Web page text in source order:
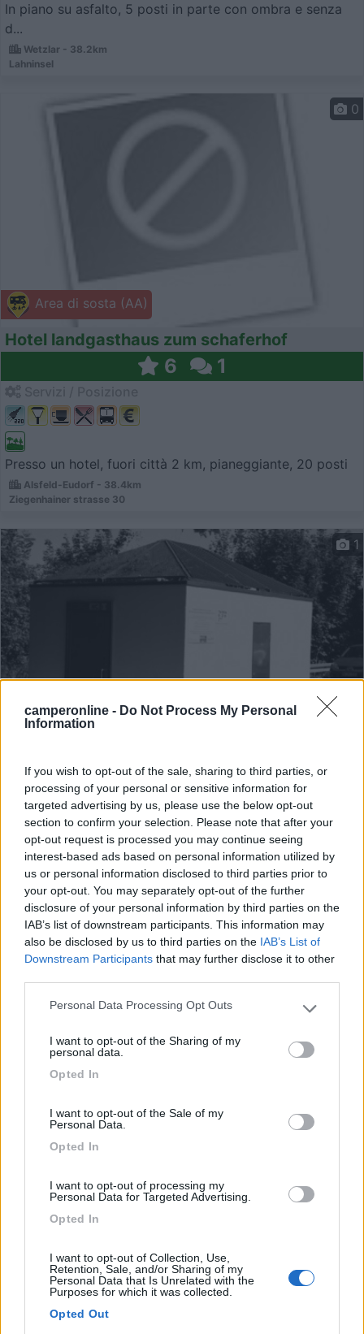
camperonline - Do Not Process My Personal
Information
If you wish to opt-out of the sale, sharing to third parties, or
processing of your personal or sensitive information for
targeted advertising by us, please use the below opt-out
section to confirm your selection. Please note that after your
opt-out request is processed you may continue seeing
interest-based ads based on personal information utilized by
us or personal information disclosed to third parties prior to
your opt-out. You may separately opt-out of the further
disclosure of your personal information by third parties on the
IAB’s list of downstream participants. This information may
also be disclosed by us to third parties on the IAB’s List of
Downstream Participants that may further disclose it to other
Please note that this website/app uses one or more Google
not limited to your visit or usage behaviour. You may click to
grant or deny consent to Google and its third-party tags to
use your data for below specified purposes in below Google
Personal Data Processing Opt Outs
I want to opt-out of the Sharing of my
personal data.
Opted In
I want to opt-out of the Sale of my
Personal Data.
Opted In
I want to opt-out of processing my
Personal Data for Targeted Advertising.
Opted In
I want to opt-out of Collection, Use,
Retention, Sale, and/or Sharing of my
Personal Data that Is Unrelated with the
Purposes for which it was collected.
Opted Out
In piano su asfalto, 5 posti in parte con ombra e senza
d...
Wetzlar - 38.2km
Lahninsel
Area di sosta (AA)
0
Hotel landgasthaus zum schaferhof
6 1
Presso un hotel, fuori città 2 km, pianeggiante, 20 posti
Alsfeld-Eudorf - 38.4km
Ziegenhainer strasse 30
1
Jahnparplatz
7 1
Servizi / Posizione
Vicina al centro, il supermercato è a 500 metri, in legg...
Braunfels - 38.8km
Weilburgerstrasse
Parcheggio Festplatz
Servizi / Posizione